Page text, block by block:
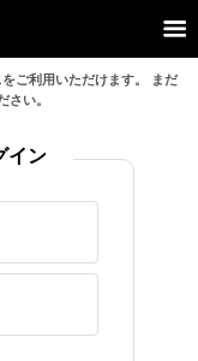
ご利用いただけます。 まだ
さい。
イン